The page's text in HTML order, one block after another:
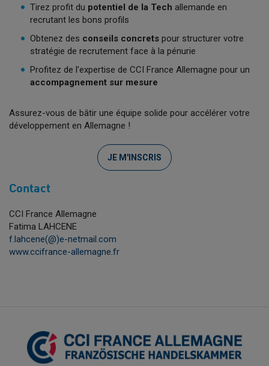
Tirez profit du potentiel de la Tech allemande en
recrutant les bons profils
Obtenez des conseils concrets pour structurer votre
stratégie de recrutement face à la pénurie
Profitez de l’expertise de CCI France Allemagne pour un
accompagnement sur mesure
Assurez-vous de bâtir une équipe solide pour accélérer votre
développement en Allemagne !
JE M'INSCRIS
Contact
CCI France Allemagne
Fatima LAHCENE
f.lahcene(@)e-netmail.com
www.ccifrance-allemagne.fr